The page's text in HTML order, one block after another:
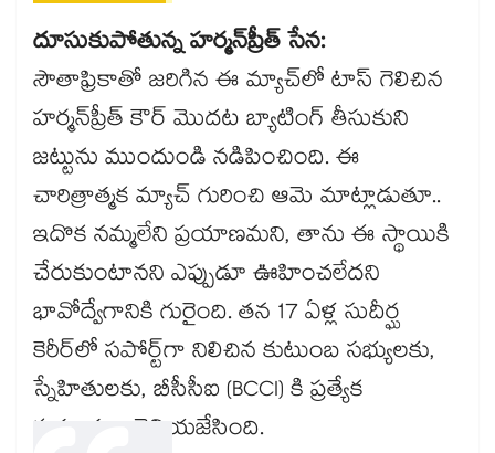
దూసుకుపోతున్న హర్మన్‌ప్రీత్ సేన:
సౌతాఫ్రికాతో జరిగిన ఈ మ్యాచ్‌లో టాస్ గెలిచిన
హర్మన్‌ప్రీత్ కౌర్ మొదట బ్యాటింగ్ తీసుకుని
జట్టును ముందుండి నడిపించింది. ఈ
చారిత్రాత్మక మ్యాచ్ గురించి ఆమె మాట్లాడుతూ..
ఇదొక నమ్మలేని ప్రయాణమని, తాను ఈ స్థాయికి
చేరుకుంటానని ఎప్పుడూ ఊహించలేదని
భావోద్వేగానికి గురైంది. తన 17 ఏళ్ల సుదీర్ఘ
కెరీర్‌లో సపోర్ట్‌గా నిలిచిన కుటుంబ సభ్యులకు,
స్నేహితులకు, బీసీసీఐ (BCCI) కి ప్రత్యేక
కృతజ్ఞతలు తెలియజేసింది.